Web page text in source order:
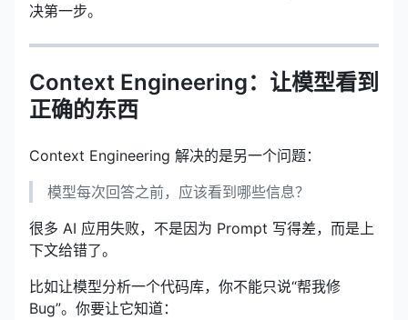
决第一步。
Context Engineering：让模型看到
正确的东西
Context Engineering 解决的是另一个问题：
模型每次回答之前，应该看到哪些信息？
很多 AI 应用失败，不是因为 Prompt 写得差，而是上
下文给错了。
比如让模型分析一个代码库，你不能只说“帮我修
Bug”。你要让它知道：